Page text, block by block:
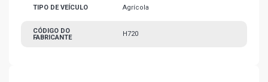
TIPO DE VEÍCULO Agrícola
CÓDIGO DO
FABRICANTE
H720